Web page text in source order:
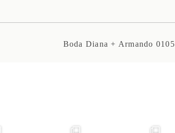
Boda Diana + Armando 0105